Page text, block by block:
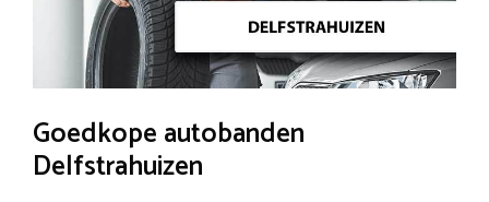
Goedkope autobanden
Delfstrahuizen